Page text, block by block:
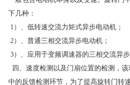
下几种：
1）、低转速交流力矩式异步电动机；
2）、普通三相交流异步电动机；
3）、应用于变频调速器的三相交流异步
四、速度检测以及门扇位置的检测，
中的反馈检测环节，为了提高旋转门转